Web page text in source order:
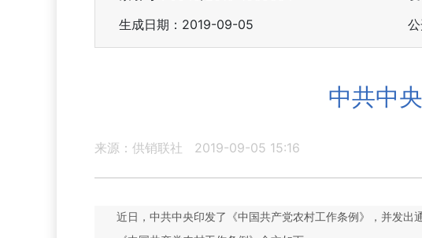
生成日期：2019-09-05
中共中
来源：供销联社 2019-09-05 15:16
近日，中共中央印发了《中国共产党农村工作条例》，并发出